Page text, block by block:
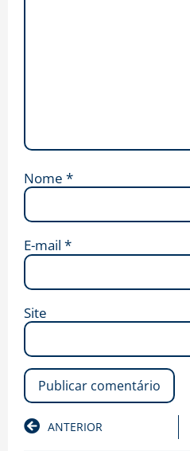
Nome *
E-mail *
Site
ANTERIOR